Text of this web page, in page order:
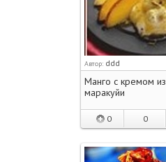
Автор: ddd
Манго с кремом из
маракуйи
0 0